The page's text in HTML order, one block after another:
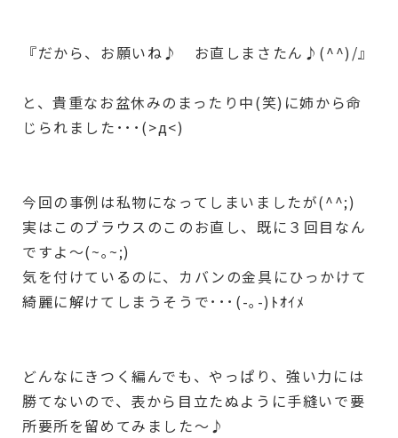
『だから、お願いね♪ お直しまさたん♪(^^)/』
と、貴重なお盆休みのまったり中(笑)に姉から命
じられました･･･(>д<)
今回の事例は私物になってしまいましたが(^^;)
実はこのブラウスのこのお直し、既に３回目なん
ですよ～(~｡~;)
気を付けているのに、カバンの金具にひっかけて
綺麗に解けてしまうそうで･･･(-｡-)ﾄｵｲﾒ
どんなにきつく編んでも、やっぱり、強い力には
勝てないので、表から目立たぬように手縫いで要
所要所を留めてみました～♪